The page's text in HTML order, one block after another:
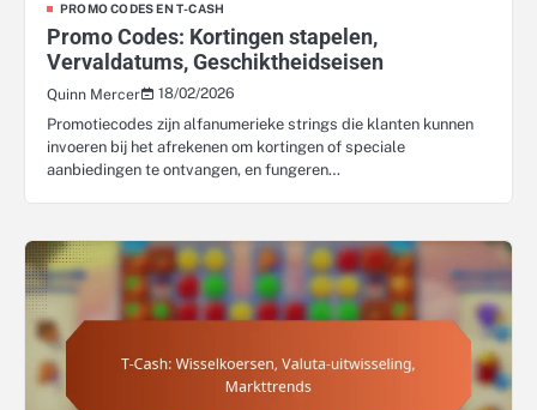
PROMO CODES EN T-CASH
Promo Codes: Kortingen stapelen,
Vervaldatums, Geschiktheidseisen
Quinn Mercer
18/02/2026
Promotiecodes zijn alfanumerieke strings die klanten kunnen
invoeren bij het afrekenen om kortingen of speciale
aanbiedingen te ontvangen, en fungeren…